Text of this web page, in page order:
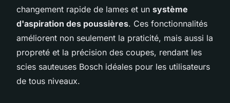
changement rapide de lames et un système
d'aspiration des poussières. Ces fonctionnalités
améliorent non seulement la praticité, mais aussi la
propreté et la précision des coupes, rendant les
scies sauteuses Bosch idéales pour les utilisateurs
de tous niveaux.